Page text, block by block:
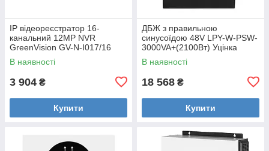
IP відеореєстратор 16-
канальний 12MP NVR
GreenVision GV-N-I017/16
Уцінка
В наявності
3 904 ₴
Купити
ДБЖ з правильною
синусоїдою 48V LPY-W-PSW-
3000VA+(2100Вт) Уцінка
В наявності
18 568 ₴
Купити